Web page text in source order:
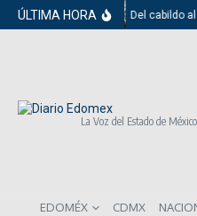
Saltar al contenido
ÚLTIMA HORA Del cabildo al
La Voz del Estado de México
EDOMÉX CDMX